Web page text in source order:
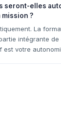
seront-elles
mission ?
La
intégrante de
est votre